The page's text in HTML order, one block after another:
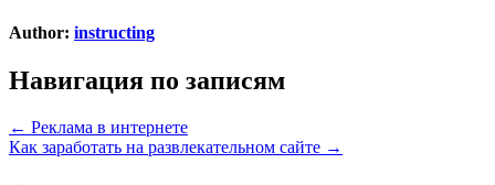
Author: instructing
Навигация по записям
← Реклама в интернете
Как заработать на развлекательном сайте →